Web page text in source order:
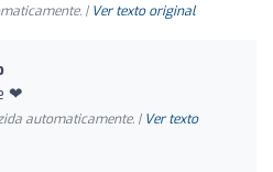
| Ver texto original
❤
automaticamente. | Ver texto